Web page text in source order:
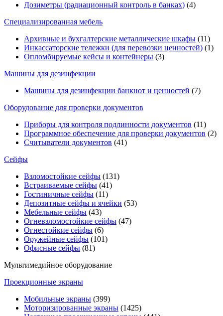
Дозиметры (радиационный контроль в банках) (4)
Специализированная мебель
Архивные и бухгалтерские металлические шкафы (11)
Инкассаторские тележки (для перевозки ценностей) (1)
Опломбируемые кейсы и контейнеры (3)
Машины для дезинфекции
Машины для дезинфекции банкнот и ценностей (7)
Оборудование для проверки документов
Приборы для контроля подлинности документов (11)
Программное обеспечение для проверки документов (2)
Считыватели документов (41)
Сейфы
Взломостойкие сейфы (131)
Встраиваемые сейфы (41)
Гостиничные сейфы (11)
Депозитные сейфы и ячейки (53)
Мебельные сейфы (43)
Огневзломостойкие сейфы (47)
Огнестойкие сейфы (6)
Оружейные сейфы (101)
Офисные сейфы (81)
Мультимедийное оборудование
Проекционные экраны
Мобильные экраны (399)
Моторизированные экраны (1425)